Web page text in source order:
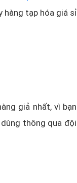
hàng tạp hóa giá sỉ
giả nhất, vì bạn
thông qua đội